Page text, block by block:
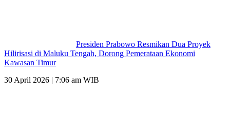
Presiden Prabowo Resmikan Dua Proyek
Hilirisasi di Maluku Tengah, Dorong Pemerataan Ekonomi
Kawasan Timur
30 April 2026 | 7:06 am WIB